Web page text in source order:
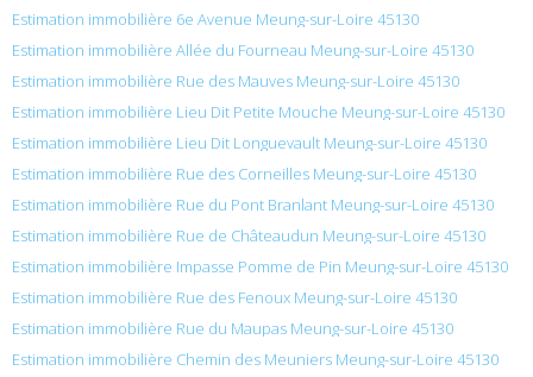
Estimation immobilière 6e Avenue Meung-sur-Loire 45130
Estimation immobilière Allée du Fourneau Meung-sur-Loire 45130
Estimation immobilière Rue des Mauves Meung-sur-Loire 45130
Estimation immobilière Lieu Dit Petite Mouche Meung-sur-Loire 45130
Estimation immobilière Lieu Dit Longuevault Meung-sur-Loire 45130
Estimation immobilière Rue des Corneilles Meung-sur-Loire 45130
Estimation immobilière Rue du Pont Branlant Meung-sur-Loire 45130
Estimation immobilière Rue de Châteaudun Meung-sur-Loire 45130
Estimation immobilière Impasse Pomme de Pin Meung-sur-Loire 45130
Estimation immobilière Rue des Fenoux Meung-sur-Loire 45130
Estimation immobilière Rue du Maupas Meung-sur-Loire 45130
Estimation immobilière Chemin des Meuniers Meung-sur-Loire 45130